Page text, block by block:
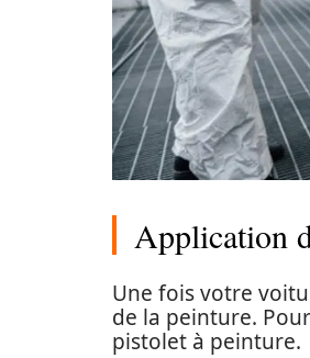
Application
Une fois votre
de la peinture.
pistolet à peinture.